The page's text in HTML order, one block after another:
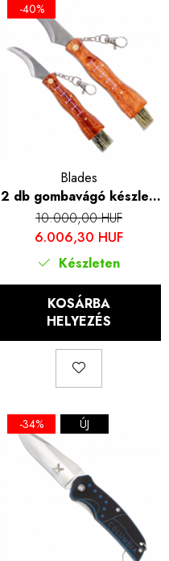
-40%
Blades
2 db gombavágó készlet,
kempingezés és túrázás,
rozsdamentes acél,
10.000,00 HUF
6.006,30 HUF
Készleten
KOSÁRBA
HELYEZÉS
-34% ÚJ